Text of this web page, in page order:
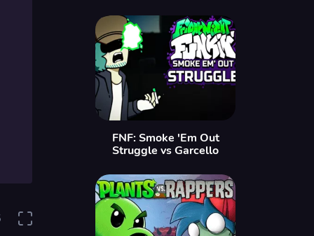
FNF: Smoke 'Em Out
Struggle vs Garcello